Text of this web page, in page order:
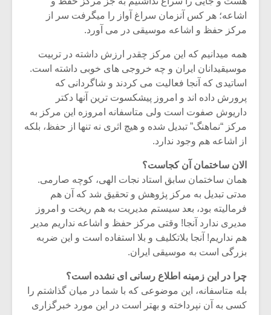
اشاعه؛ هر کس آنزمان سراغ آواز را میگرفت سر از
مرکز حفظ و اشاعه موسیقی در می آورد.
همه میدانیم که این مرکز چقدر ارزش داشته در تربیت
موسیقیدانان ایران و چه خروجی های خوبی داشته است.
اساتیدی که آنجا فعالیت می کردند و شاگردانی که
پرورش داده اند و امروز پیشکسوت ترین آنها دکتر
داریوش صفوت است ولی متاسفانه امروزه این مرکز به
مرکز “نماهنگ” تبدیل شده و هیچ اثری نه تنها از حفظ، بلکه
از اشاعه هم وجود ندارد.
الان ساختمان آن کجاست؟
همان ساختمان سابق استاد نجات الهی، کوچه صارمی.
مدتی تبدیل به مرکز پژوهش و تحقیق شد که آن هم
فرمالیته بود، بعد سیستم مدیریت به هم ریخت و امروز
مدیری ندارد آنجا! وقتی مرکز حفظ و اشاعه نداریم مدیر
هم نداریم! آنجا بلاتکلیف و بلا استفاده است و این ضربه
بزرگی است به موسیقی ایران.
چرا در این زمینه اطلاع رسانی ای نشده است؟
بله متاسفانه، این موضوعی که با شما در میان گذاشتم را
کسی به آن نپرداخته و بهتر است در این مورد خبرگزاری
میکلوش روژا
یادداشتی بر موسیقی
متن فیلم «متری
شیش و نیم»
موریس ژار
موسیقی
برگزار